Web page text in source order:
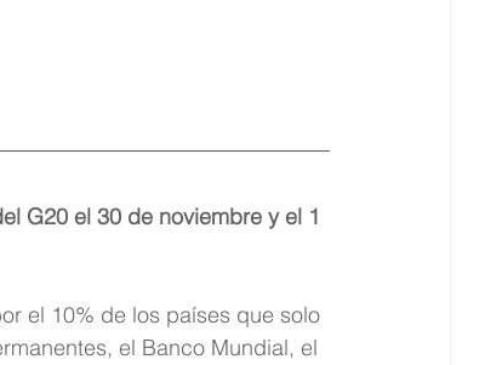
G20 el 30 de noviembre y el 1
el 10% de los países que solo
el Banco Mundial, el